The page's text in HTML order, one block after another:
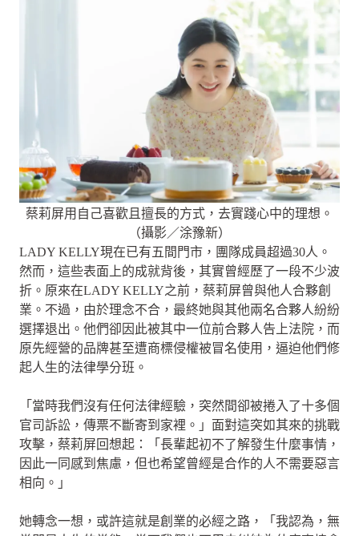
蔡莉屏用自己喜歡且擅長的方式，去實踐心中的理想。
（攝影／涂豫新）
LADY KELLY現在已有五間門市，團隊成員超過30人。
然而，這些表面上的成就背後，其實曾經歷了一段不少波
折。原來在LADY KELLY之前，蔡莉屏曾與他人合夥創
業。不過，由於理念不合，最終她與其他兩名合夥人紛紛
選擇退出。他們卻因此被其中一位前合夥人告上法院，而
原先經營的品牌甚至遭商標侵權被冒名使用，逼迫他們修
起人生的法律學分班。
「當時我們沒有任何法律經驗，突然間卻被捲入了十多個
官司訴訟，傳票不斷寄到家裡。」面對這突如其來的挑戰
攻擊，蔡莉屏回想起：「長輩起初不了解發生什麼事情，
因此一同感到焦慮，但也希望曾經是合作的人不需要惡言
相向。」
她轉念一想，或許這就是創業的必經之路，「我認為，無